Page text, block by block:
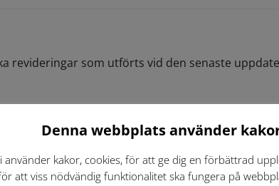
revideringar som utförts vid den senaste
Denna webbplats använder
använder kakor, cookies, för att ge dig en förbättrad
att viss nödvändig funktionalitet ska fungera på